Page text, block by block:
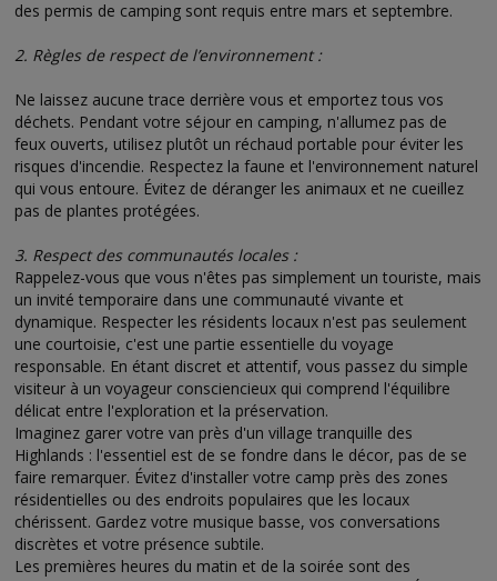
des permis de camping sont requis entre mars et septembre.
2. Règles de respect de l’environnement :
Ne laissez aucune trace derrière vous et emportez tous vos
déchets. Pendant votre séjour en camping, n'allumez pas de
feux ouverts, utilisez plutôt un réchaud portable pour éviter les
risques d'incendie. Respectez la faune et l'environnement naturel
qui vous entoure. Évitez de déranger les animaux et ne cueillez
pas de plantes protégées.
3. Respect des communautés locales :
Rappelez-vous que vous n'êtes pas simplement un touriste, mais
un invité temporaire dans une communauté vivante et
dynamique. Respecter les résidents locaux n'est pas seulement
une courtoisie, c'est une partie essentielle du voyage
responsable. En étant discret et attentif, vous passez du simple
visiteur à un voyageur consciencieux qui comprend l'équilibre
délicat entre l'exploration et la préservation.
Imaginez garer votre van près d'un village tranquille des
Highlands : l'essentiel est de se fondre dans le décor, pas de se
faire remarquer. Évitez d'installer votre camp près des zones
résidentielles ou des endroits populaires que les locaux
chérissent. Gardez votre musique basse, vos conversations
discrètes et votre présence subtile.
Les premières heures du matin et de la soirée sont des